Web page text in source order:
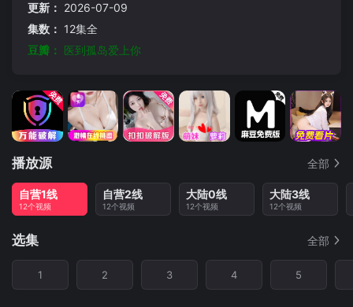
更新： 2026-07-09
集数： 12集全
豆瓣： 医到孤岛爱上你
播放源 全部
自营1线
12个视频
自营2线
12个视频
大陆0线
12个视频
大陆3线
12个视频
选集 全部
1 2 3 4 5